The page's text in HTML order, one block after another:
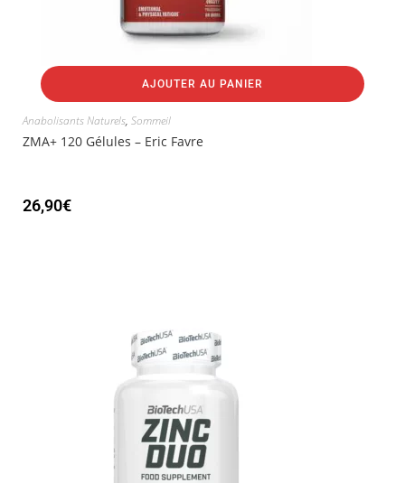
AJOUTER AU PANIER
Anabolisants Naturels, Sommeil
ZMA+ 120 Gélules – Eric Favre
26,90€